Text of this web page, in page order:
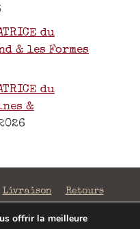
du
& les Formes
du
&
Livraison Retours
offrir la meilleure